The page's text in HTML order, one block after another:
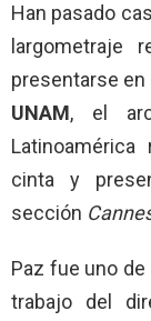
Han pasado
largometraje
presentarse en
UNAM, el
cinta y
sección
Paz fue uno
trabajo del